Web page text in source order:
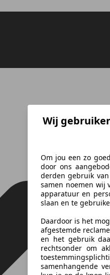
Wij
Om jou een zo
door ons
derden gebruik
samen noemen wij
apparatuur en
slaan en te
Daardoor is het
afgestemde
en het gebruik
rechtsonder om
samenhangende